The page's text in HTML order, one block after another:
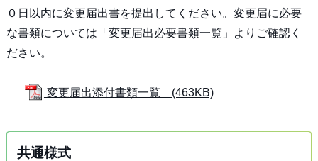
０日以内に変更届出書を提出してください。変更届に必要
な書類については「変更届出必要書類一覧」よりご確認く
ださい。
変更届出添付書類一覧 (463KB)
共通様式